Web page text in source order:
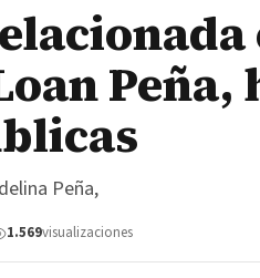
Peña,
Peña,
1.569visualizaciones